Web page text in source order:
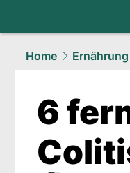
Home
Ernährung
6